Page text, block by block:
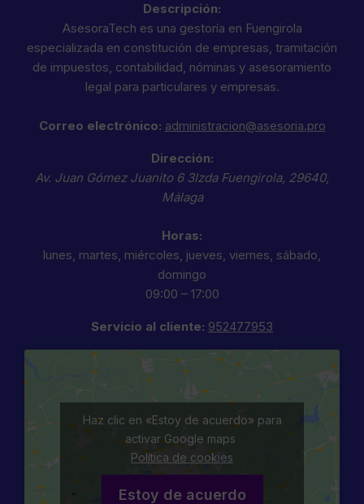
Descripción:
AsesoraTech es una gestoría en Fuengirola
especializada en constitución de empresas, tramitación
de impuestos, contabilidad, nóminas y asesoramiento
legal para particulares y empresas.
Correo electrónico: administracion@asesoria.pro
Dirección:
Av. Juan Gómez Juanito 6 3Izda Fuengirola, 29640,
Málaga
Horas:
lunes, martes, miércoles, jueves, viernes, sábado,
domingo
09:00 – 17:00
Servicio al cliente: 952477953
Haz clic en «Estoy de acuerdo» para
activar Google maps
Política de cookies
Estoy de acuerdo